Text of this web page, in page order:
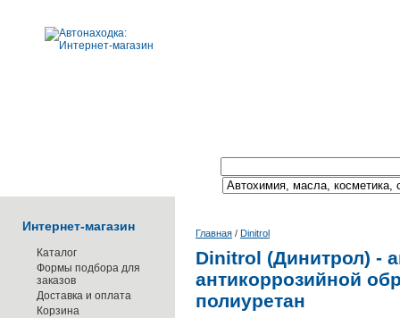
Интернет-магазин
Каталог
Формы подбора для
заказов
Доставка и оплата
Корзина
Главная / Dinitrol
Dinitrol (Динитрол) -
антикоррозийной
полиуретан